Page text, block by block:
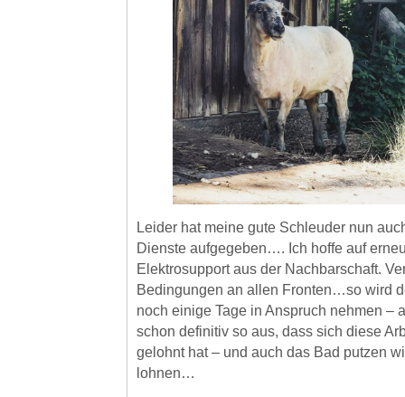
Leider hat meine gute Schleuder nun
Dienste aufgegeben…. Ich hoffe auf
Elektrosupport aus der Nachbarschaft.
Bedingungen an allen Fronten…so wird
noch einige Tage in Anspruch nehmen –
schon definitiv so aus, dass sich diese
gelohnt hat – und auch das Bad putzen
lohnen…